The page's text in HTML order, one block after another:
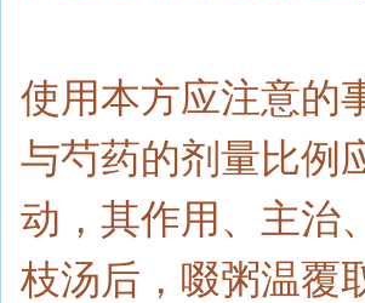
使用本方应注意的
与芍药的剂量比例
动，其作用、主治
枝汤后，啜粥温覆